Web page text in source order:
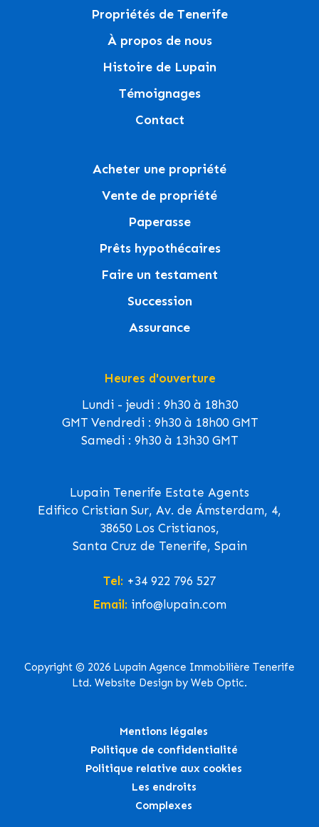
Propriétés de Tenerife
À propos de nous
Histoire de Lupain
Témoignages
Contact
Acheter une propriété
Vente de propriété
Paperasse
Prêts hypothécaires
Faire un testament
Succession
Assurance
Heures d'ouverture
Lundi - jeudi : 9h30 à 18h30
GMT Vendredi : 9h30 à 18h00 GMT
Samedi : 9h30 à 13h30 GMT
Lupain Tenerife Estate Agents
Edifico Cristian Sur, Av. de Ámsterdam, 4,
38650 Los Cristianos,
Santa Cruz de Tenerife, Spain
Tel: +34 922 796 527
Email: info@lupain.com
Copyright © 2026 Lupain Agence Immobilière Tenerife
Ltd. Website Design by Web Optic.
Mentions légales
Politique de confidentialité
Politique relative aux cookies
Les endroits
Complexes